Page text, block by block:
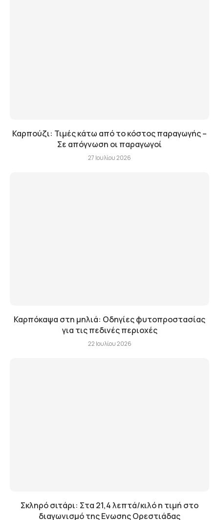
Καρπούζι: Τιμές κάτω από το κόστος παραγωγής –
Σε απόγνωση οι παραγωγοί
27 Ιουλίου 2026
Καρπόκαψα στη μηλιά: Οδηγίες φυτοπροστασίας
για τις πεδινές περιοχές
22 Ιουλίου 2026
Σκληρό σιτάρι: Στα 21,4 λεπτά/κιλό η τιμή στο
διαγωνισμό της Ενωσης Ορεστιάδας